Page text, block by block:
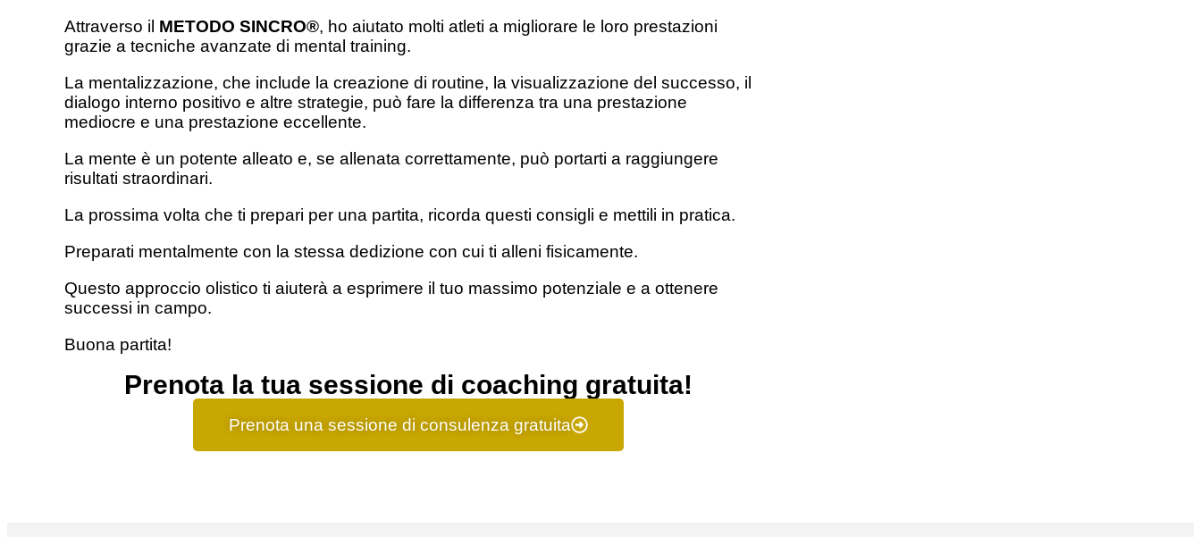
Attraverso il METODO SINCRO®, ho aiutato molti atleti a migliorare le loro prestazioni
grazie a tecniche avanzate di mental training.
La mentalizzazione, che include la creazione di routine, la visualizzazione del successo, il
dialogo interno positivo e altre strategie, può fare la differenza tra una prestazione
mediocre e una prestazione eccellente.
La mente è un potente alleato e, se allenata correttamente, può portarti a raggiungere
risultati straordinari.
La prossima volta che ti prepari per una partita, ricorda questi consigli e mettili in pratica.
Preparati mentalmente con la stessa dedizione con cui ti alleni fisicamente.
Questo approccio olistico ti aiuterà a esprimere il tuo massimo potenziale e a ottenere
successi in campo.
Buona partita!
Prenota la tua sessione di coaching gratuita!
Prenota una sessione di consulenza gratuita